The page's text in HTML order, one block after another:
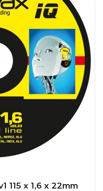
115 x 1,6 x 22mm